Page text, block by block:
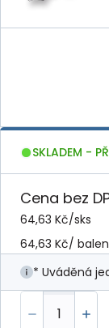
SKLADEM -
Cena bez
64,63 Kč/sks
64,63 Kč/
* Uváděná